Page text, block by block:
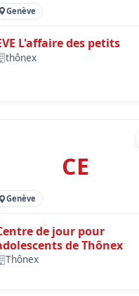
Genève
L'affaire des petits
thônex
CE
Genève
de jour pour
de Thônex
Thônex